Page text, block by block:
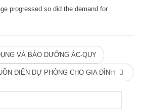
progressed so did the demand for
VÀ BẢO DƯỠNG ẮC-QUY
ĐIỆN DỰ PHÒNG CHO GIA ĐÌNH